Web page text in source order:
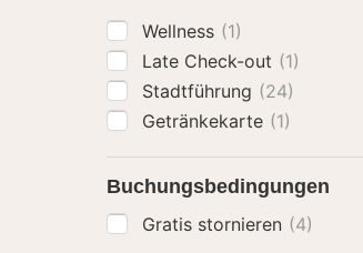
Wellness (1)
Late Check-out (1)
Stadtführung (24)
Getränkekarte (1)
Buchungsbedingungen
Gratis stornieren (4)